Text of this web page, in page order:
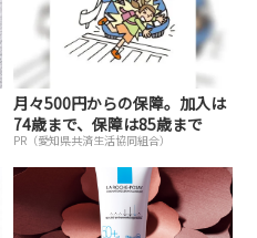
月々500円からの保障。加入は
74歳まで、保障は85歳まで
PR（愛知県共済生活協同組合）